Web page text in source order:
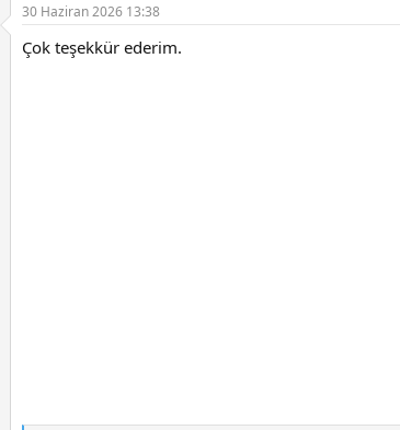
30 Haziran 2026 13:38
Çok teşekkür ederim.